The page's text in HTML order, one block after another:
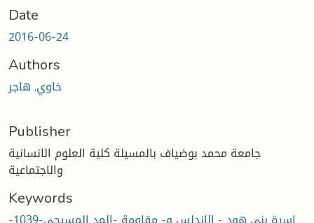
Date
2016-06-24
Authors
خاوي, هاجر
Publisher
جامعة محمد بوضياف بالمسيلة كلية العلوم الانسانية
والاجتماعية
Keywords